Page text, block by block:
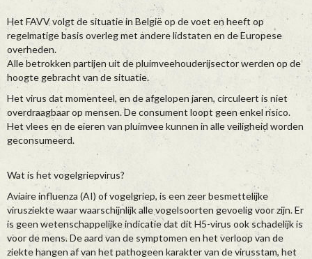
Het FAVV volgt de situatie in België op de voet en heeft op
regelmatige basis overleg met andere lidstaten en de Europese
overheden.
Alle betrokken partijen uit de pluimveehouderijsector werden op de
hoogte gebracht van de situatie.
Het virus dat momenteel, en de afgelopen jaren, circuleert is niet
overdraagbaar op mensen. De consument loopt geen enkel risico.
Het vlees en de eieren van pluimvee kunnen in alle veiligheid worden
geconsumeerd.
Wat is het vogelgriepvirus?
Aviaire influenza (AI) of vogelgriep, is een zeer besmettelijke
virusziekte waar waarschijnlijk alle vogelsoorten gevoelig voor zijn. Er
is geen wetenschappelijke indicatie dat dit H5-virus ook schadelijk is
voor de mens. De aard van de symptomen en het verloop van de
ziekte hangen af van het pathogeen karakter van de virusstam, het